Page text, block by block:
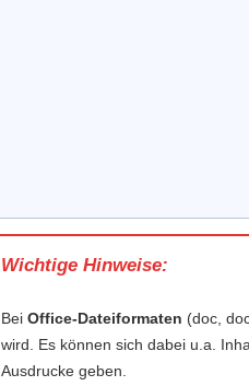
Wichtige Hinweise:
Bei Office-Dateiformaten (doc,
wird. Es können sich dabei u.a.
Ausdrucke geben.